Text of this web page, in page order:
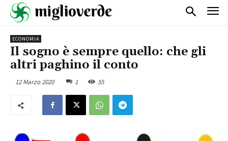
ECONOMIA
Il sogno è sempre quello: che gli
altri paghino il conto
12 Marzo 2020 1 55